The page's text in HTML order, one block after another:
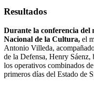
Resultados
Durante la conferencia del
Nacional de la Cultura, el
Antonio Villeda,
de la Defensa, Henry Sáenz,
los operativos combinados
primeros días del Estado de